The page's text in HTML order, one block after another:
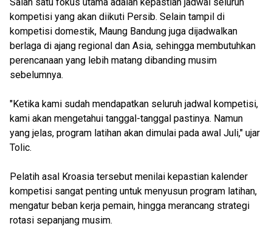
kompetisi yang akan diikuti Persib. Selain tampil di
kompetisi domestik, Maung Bandung juga dijadwalkan
berlaga di ajang regional dan Asia, sehingga membutuhkan
perencanaan yang lebih matang dibanding musim
sebelumnya.
"Ketika kami sudah mendapatkan seluruh jadwal kompetisi,
kami akan mengetahui tanggal-tanggal pastinya. Namun
yang jelas, program latihan akan dimulai pada awal Juli," ujar
Tolic.
Pelatih asal Kroasia tersebut menilai kepastian kalender
kompetisi sangat penting untuk menyusun program latihan,
mengatur beban kerja pemain, hingga merancang strategi
rotasi sepanjang musim.